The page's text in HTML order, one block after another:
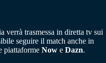
verrà trasmessa in diretta tv sui
seguire il match anche in
piattaforme Now e Dazn.